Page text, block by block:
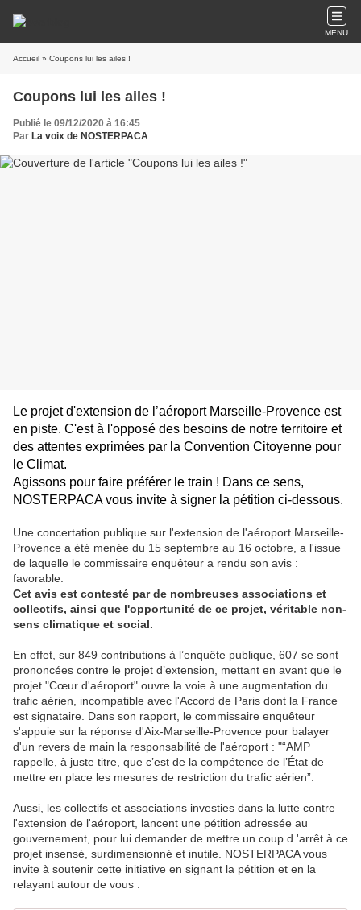
MENU
Accueil » Coupons lui les ailes !
Coupons lui les ailes !
Publié le 09/12/2020 à 16:45
Par La voix de NOSTERPACA
Le projet d'extension de l’aéroport Marseille-Provence est
en piste. C'est à l'opposé des besoins de notre territoire et
des attentes exprimées par la Convention Citoyenne pour
le Climat.
Agissons pour faire préférer le train ! Dans ce sens,
NOSTERPACA vous invite à signer la pétition ci-dessous.
Une concertation publique sur l'extension de l'aéroport Marseille-
Provence a été menée du 15 septembre au 16 octobre, a l'issue
de laquelle le commissaire enquêteur a rendu son avis :
favorable.
Cet avis est contesté par de nombreuses associations et
collectifs, ainsi que l'opportunité de ce projet, véritable non-
sens climatique et social.
En effet, sur 849 contributions à l’enquête publique, 607 se sont
prononcées contre le projet d’extension, mettant en avant que le
projet "Cœur d'aéroport" ouvre la voie à une augmentation du
trafic aérien, incompatible avec l'Accord de Paris dont la France
est signataire. Dans son rapport, le commissaire enquêteur
s'appuie sur la réponse d'Aix-Marseille-Provence pour balayer
d'un revers de main la responsabilité de l'aéroport : "“AMP
rappelle, à juste titre, que c’est de la compétence de l’État de
mettre en place les mesures de restriction du trafic aérien”.
Aussi, les collectifs et associations investies dans la lutte contre
l'extension de l'aéroport, lancent une pétition adressée au
gouvernement, pour lui demander de mettre un coup d 'arrêt à ce
projet insensé, surdimensionné et inutile. NOSTERPACA vous
invite à soutenir cette initiative en signant la pétition et en la
relayant autour de vous :